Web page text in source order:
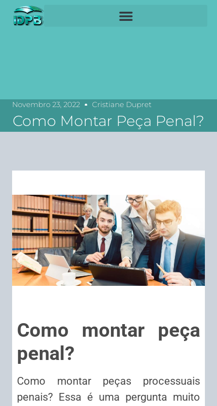
Novembro 23, 2022 Cristiane Dupret
Como Montar Peça Penal?
Como montar peça
penal?
Como montar peças processuais
penais? Essa é uma pergunta muito